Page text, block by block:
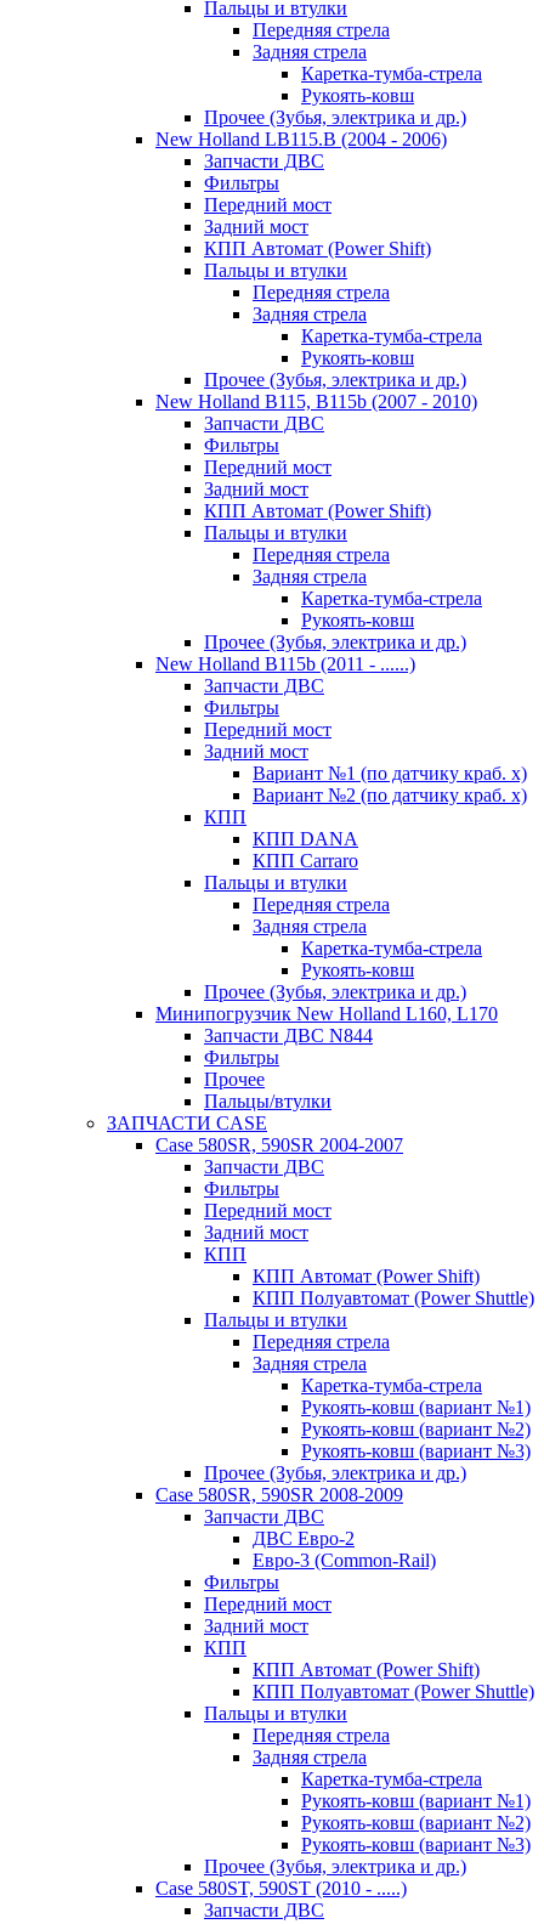
Пальцы и втулки
Передняя стрела
Задняя стрела
Каретка-тумба-стрела
Рукоять-ковш
Прочее (Зубья, электрика и др.)
New Holland LB115.B (2004 - 2006)
Запчасти ДВС
Фильтры
Передний мост
Задний мост
КПП Автомат (Power Shift)
Пальцы и втулки
Передняя стрела
Задняя стрела
Каретка-тумба-стрела
Рукоять-ковш
Прочее (Зубья, электрика и др.)
New Holland B115, B115b (2007 - 2010)
Запчасти ДВС
Фильтры
Передний мост
Задний мост
КПП Автомат (Power Shift)
Пальцы и втулки
Передняя стрела
Задняя стрела
Каретка-тумба-стрела
Рукоять-ковш
Прочее (Зубья, электрика и др.)
New Holland B115b (2011 - ......)
Запчасти ДВС
Фильтры
Передний мост
Задний мост
Вариант №1 (по датчику краб. х)
Вариант №2 (по датчику краб. х)
КПП
КПП DANA
КПП Carraro
Пальцы и втулки
Передняя стрела
Задняя стрела
Каретка-тумба-стрела
Рукоять-ковш
Прочее (Зубья, электрика и др.)
Минипогрузчик New Holland L160, L170
Запчасти ДВС N844
Фильтры
Прочее
Пальцы/втулки
ЗАПЧАСТИ CASE
Case 580SR, 590SR 2004-2007
Запчасти ДВС
Фильтры
Передний мост
Задний мост
КПП
КПП Автомат (Power Shift)
КПП Полуавтомат (Power Shuttle)
Пальцы и втулки
Передняя стрела
Задняя стрела
Каретка-тумба-стрела
Рукоять-ковш (вариант №1)
Рукоять-ковш (вариант №2)
Рукоять-ковш (вариант №3)
Прочее (Зубья, электрика и др.)
Case 580SR, 590SR 2008-2009
Запчасти ДВС
ДВС Евро-2
Евро-3 (Common-Rail)
Фильтры
Передний мост
Задний мост
КПП
КПП Автомат (Power Shift)
КПП Полуавтомат (Power Shuttle)
Пальцы и втулки
Передняя стрела
Задняя стрела
Каретка-тумба-стрела
Рукоять-ковш (вариант №1)
Рукоять-ковш (вариант №2)
Рукоять-ковш (вариант №3)
Прочее (Зубья, электрика и др.)
Case 580ST, 590ST (2010 - .....)
Запчасти ДВС